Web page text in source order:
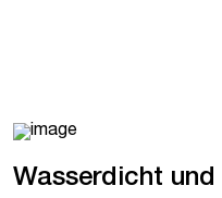
Wasserdicht und